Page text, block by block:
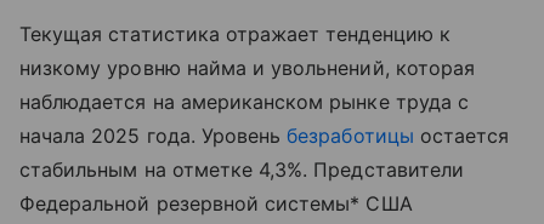
Текущая статистика отражает тенденцию к
низкому уровню найма и увольнений, которая
наблюдается на американском рынке труда с
начала 2025 года. Уровеньбезработицы остается
стабильным на отметке 4,3%. Представители
Федеральной резервной системы* США